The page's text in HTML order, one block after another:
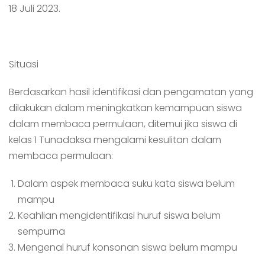
18 Juli 2023.
Situasi
Berdasarkan hasil identifikasi dan pengamatan yang
dilakukan dalam meningkatkan kemampuan siswa
dalam membaca permulaan, ditemui jika siswa di
kelas 1 Tunadaksa mengalami kesulitan dalam
membaca permulaan:
Dalam aspek membaca suku kata siswa belum
mampu
Keahlian mengidentifikasi huruf siswa belum
sempurna
Mengenal huruf konsonan siswa belum mampu